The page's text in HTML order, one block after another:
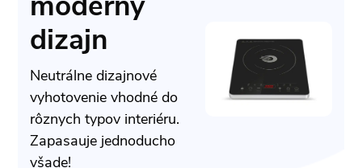
dizajn
Neutrálne dizajnové
vyhotovenie vhodné do
rôznych typov interiéru.
Zapasauje jednoducho
všade!